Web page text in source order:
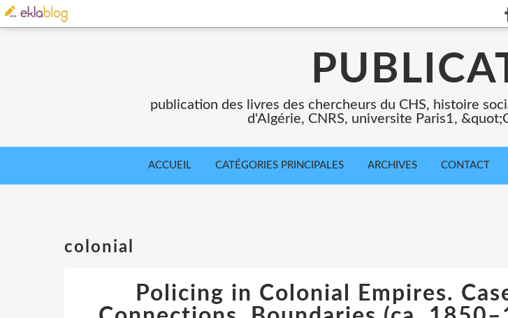
publication des livres des chercheurs du CHS, histoire
d'Algérie, CNRS, universite Paris1,
ACCUEIL CATÉGORIES PRINCIPALES ARCHIVES CONTACT
colonial
Policing in Colonial Empires.